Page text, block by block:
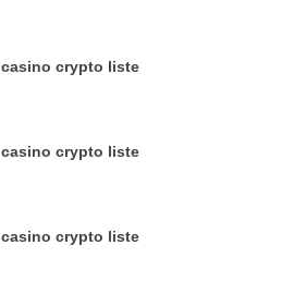
casino crypto liste
casino crypto liste
casino crypto liste